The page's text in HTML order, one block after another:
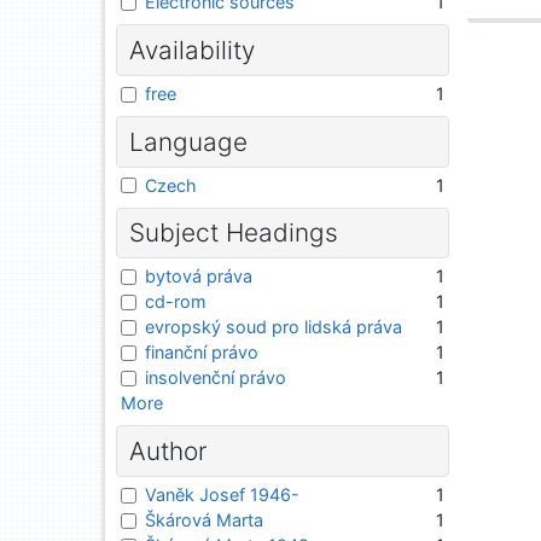
Availability
free 1
Language
Czech 1
Subject Headings
bytová práva
1
cd-rom
1
evropský soud pro lidská práva
1
finanční právo
1
insolvenční právo
1
More
Author
Vaněk Josef 1946-
1
Škárová Marta
1